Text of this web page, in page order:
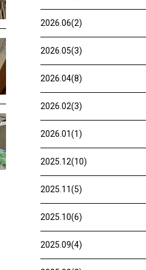
2026.06(2)
2026.05(3)
2026.04(8)
2026.02(3)
2026.01(1)
2025.12(10)
2025.11(5)
2025.10(6)
2025.09(4)